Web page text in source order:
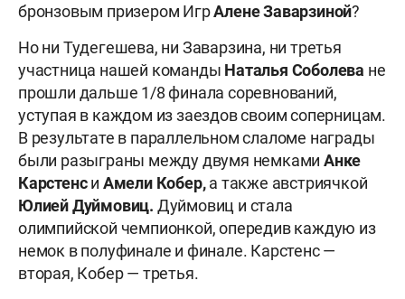
бронзовым призером ИгрАлене Заварзиной?
Но ни Тудегешева, ни Заварзина, ни третья
участница нашей команды Наталья Соболева не
прошли дальше 1/8 финала соревнований,
уступая в каждом из заездов своим соперницам.
В результате в параллельном слаломе награды
были разыграны между двумя немками Анке
Карстенси Амели Кобер,а также австриячкой
Юлией Дуймовиц. Дуймовиц и стала
олимпийской чемпионкой, опередив каждую из
немок в полуфинале и финале. Карстенс —
вторая, Кобер — третья.